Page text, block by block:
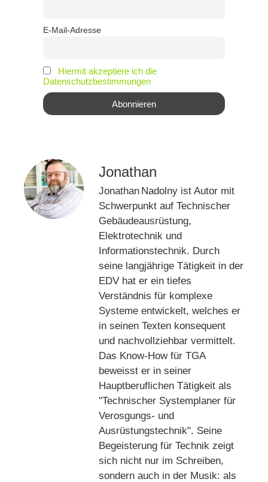
E-Mail-Adresse
Hiermit akzeptiere ich die
Datenschutzbestimmungen
Jonathan
Jonathan Nadolny ist Autor mit
Schwerpunkt auf Technischer
Gebäudeausrüstung,
Elektrotechnik und
Informationstechnik. Durch
seine langjährige Tätigkeit in der
EDV hat er ein tiefes
Verständnis für komplexe
Systeme entwickelt, welches er
in seinen Texten konsequent
und nachvollziehbar vermittelt.
Das Know-How für TGA
beweisst er in seiner
Hauptberuflichen Tätigkeit als
"Technischer Systemplaner für
Verosgungs- und
Ausrüstungstechnik". Seine
Begeisterung für Technik zeigt
sich nicht nur im Schreiben,
sondern auch in der Musik: als